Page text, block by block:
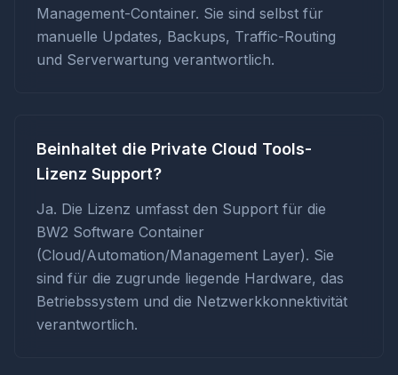
Management-Container. Sie sind selbst für
manuelle Updates, Backups, Traffic-Routing
und Serverwartung verantwortlich.
Beinhaltet die Private Cloud Tools-
Lizenz Support?
Ja. Die Lizenz umfasst den Support für die
BW2 Software Container
(Cloud/Automation/Management Layer). Sie
sind für die zugrunde liegende Hardware, das
Betriebssystem und die Netzwerkkonnektivität
verantwortlich.